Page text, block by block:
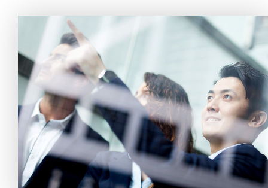
社區教育
多元共融
社區連繫
同你講故事
慈善活動